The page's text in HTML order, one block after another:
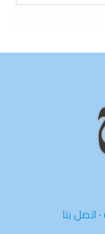
·اتصل بنا